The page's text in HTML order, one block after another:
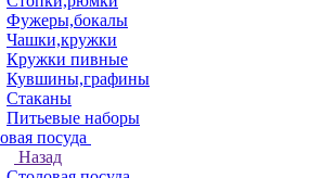
Фужеры,бокалы
Чашки,кружки
Кружки пивные
Кувшины,графины
Стаканы
Питьевые наборы
посуда
Назад